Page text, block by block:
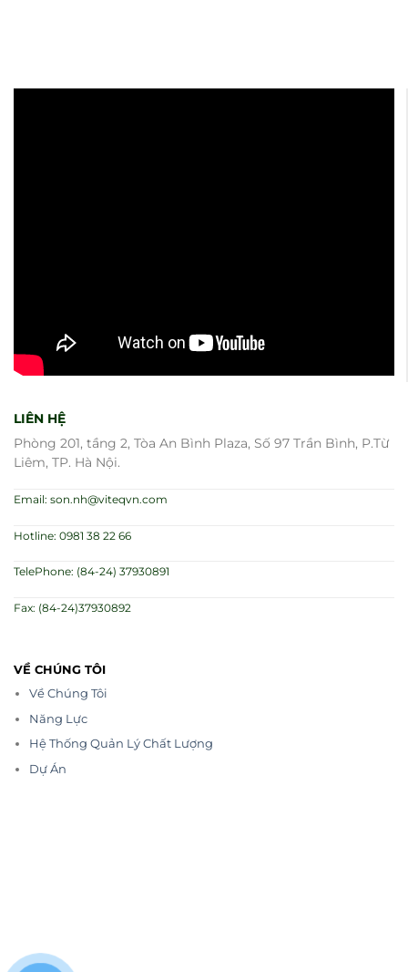
LIÊN HỆ
Phòng 201, tầng 2, Tòa An Bình Plaza, Số 97 Trần Bình, P.Từ
Liêm, TP. Hà Nội.
Email: son.nh@viteqvn.com
Hotline: 0981 38 22 66
TelePhone: (84-24) 37930891
Fax: (84-24)37930892
VỀ CHÚNG TÔI
Về Chúng Tôi
Năng Lực
Hệ Thống Quản Lý Chất Lượng
Dự Án